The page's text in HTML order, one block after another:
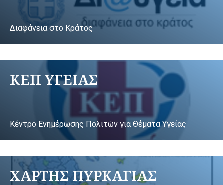
Διαφάνεια στο Κράτος
ΚΕΠ ΥΓΕΙΑΣ
Κέντρο Ενημέρωσης Πολιτών για Θέματα Υγείας
ΧΑΡΤΗΣ ΠΥΡΚΑΓΙΑΣ